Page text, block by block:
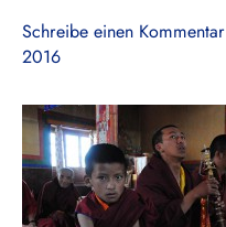
Schreibe einen Kommentar
2016